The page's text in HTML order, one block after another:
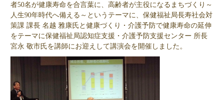
者50名が健康寿命を合言葉に、高齢者が主役になるまちづくり～
人生90年時代へ備える～というテーマに、保健福祉局長寿社会対
策課 課長 名越 雅康氏と健康づくり・介護予防で健康寿命の延伸
をテーマに保健福祉局認知症支援・介護予防支援センター 所長
宮永 敬市氏を講師にお迎えして講演会を開催しました。